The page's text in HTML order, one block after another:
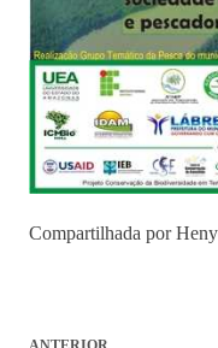
Compartilhada por